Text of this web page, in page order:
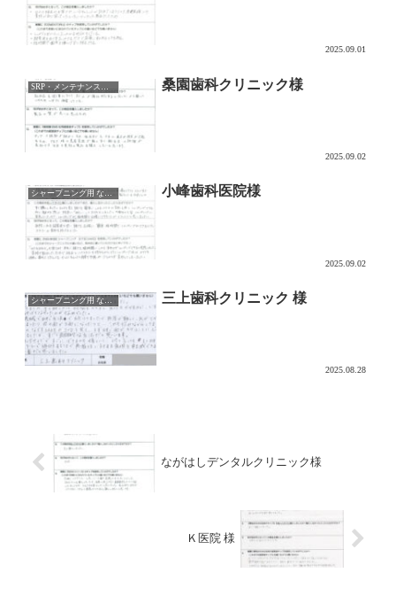
2025.09.01
桑園歯科クリニック様
2025.09.02
シャープニング用 なでるDAKE 小峰歯科医院様
2025.09.02
シャープニング用 なでるDAKE 三上歯科クリニック 様
2025.08.28
ながはしデンタルクリニック様
Ｋ医院 様